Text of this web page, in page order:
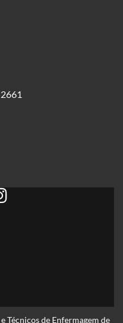
Técnicos de Enfermagem de